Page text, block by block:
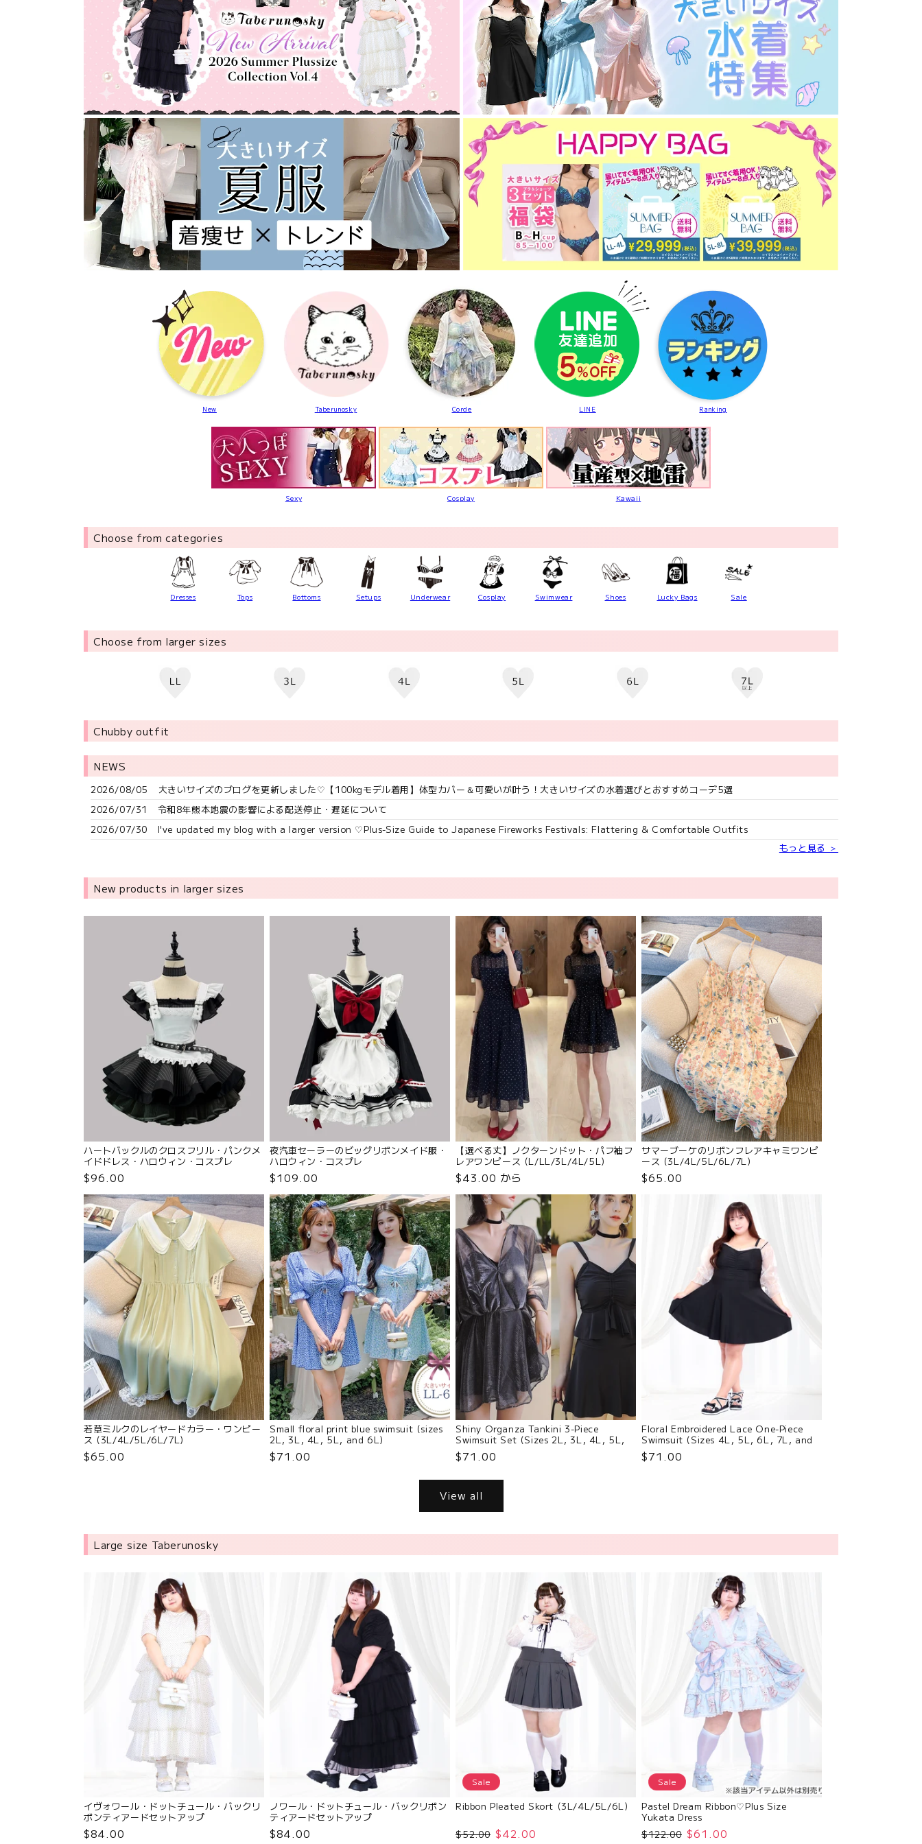
New Taberunosky Corde LINE Ranking
Sexy Cosplay Kawaii
Choose from categories
Dresses Tops Bottoms Setups Underwear Cosplay Swimwear Shoes Lucky Bags Sale
Choose from larger sizes
Chubby outfit
NEWS
2026/08/05
大きいサイズのブログを更新しました♡【100kgモデル着用】体型カバー＆可愛いが叶う！大きいサイズの水着選びとおすすめコーデ5選
2026/07/31
令和8年熊本地震の影響による配送停止・遅延について
2026/07/30
I've updated my blog with a larger version ♡Plus-Size Guide to Japanese Fireworks Festivals: Flattering & Comfortable Outfits
もっと見る ＞
New products in larger sizes
ハートバックルのクロスフリル・パンクメ
イドドレス・ハロウィン・コスプレ
(M/L/LL/3L/4L/5L/6L)
$96.00
夜汽車セーラーのビッグリボンメイド服・
ハロウィン・コスプレ
(M/L/LL/3L/4L/5L/6L)
$109.00
【選べる丈】ノクターンドット・パフ袖フ
レアワンピース (L/LL/3L/4L/5L)
$43.00 から
サマーブーケのリボンフレアキャミワンピ
ース (3L/4L/5L/6L/7L)
$65.00
若草ミルクのレイヤードカラー・ワンピー
ス (3L/4L/5L/6L/7L)
$65.00
Small floral print blue swimsuit (sizes
2L, 3L, 4L, 5L, and 6L)
$71.00
Shiny Organza Tankini 3-Piece
Swimsuit Set (Sizes 2L, 3L, 4L, 5L,
and 6L)
$71.00
Floral Embroidered Lace One-Piece
Swimsuit (Sizes 4L, 5L, 6L, 7L, and
8L)
$71.00
View all
Large size Taberunosky
イヴォワール・ドットチュール・バックリ
ボンティアードセットアップ
（3L/4L/5L/6L）/Taberunosky（タベ
ルノスキー）
$84.00
ノワール・ドットチュール・バックリボン
ティアードセットアップ
（3L/4L/5L/6L）/Taberunosky（タベ
ルノスキー）
$84.00
Sale
Ribbon Pleated Skort (3L/4L/5L/6L)
$52.00 $42.00
Sale
Pastel Dream Ribbon♡Plus Size
Yukata Dress
$122.00 $61.00